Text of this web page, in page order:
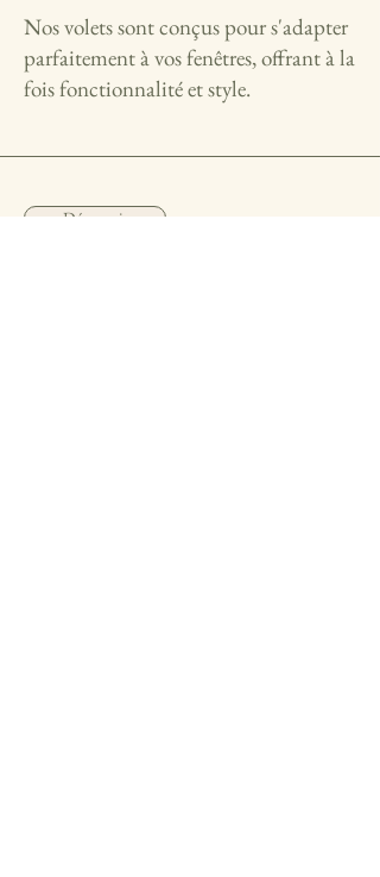
Nos volets sont conçus pour s'adapter
parfaitement à vos fenêtres, offrant à la
fois fonctionnalité et style.
Découvrir